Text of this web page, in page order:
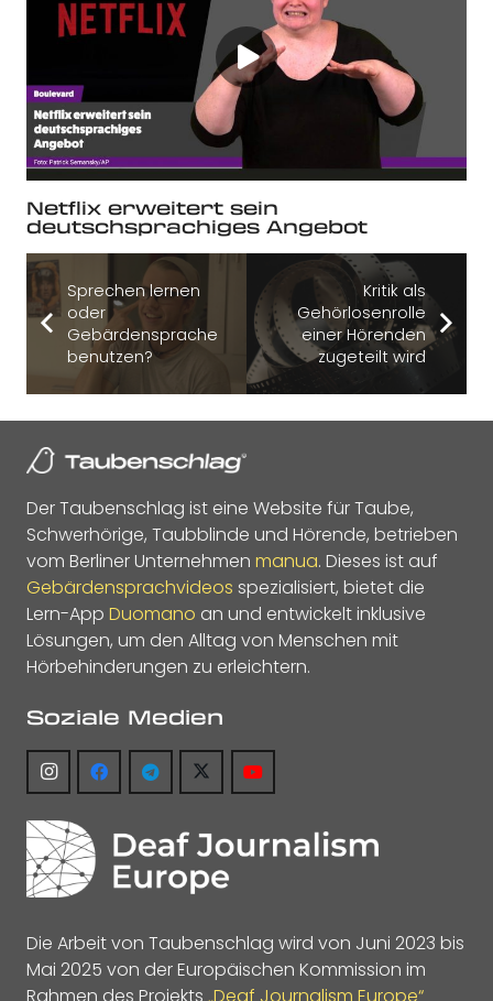
Netflix erweitert sein
deutschsprachiges Angebot
Sprechen lernen
oder
Gebärdensprache
benutzen?
Kritik als
Gehörlosenrolle
einer Hörenden
zugeteilt wird
Der Taubenschlag ist eine Website für Taube,
Schwerhörige, Taubblinde und Hörende, betrieben
vom Berliner Unternehmen manua. Dieses ist auf
Gebärdensprachvideos spezialisiert, bietet die
Lern-App Duomano an und entwickelt inklusive
Lösungen, um den Alltag von Menschen mit
Hörbehinderungen zu erleichtern.
Soziale Medien
Die Arbeit von Taubenschlag wird von Juni 2023 bis
Mai 2025 von der Europäischen Kommission im
Rahmen des Projekts „Deaf Journalism Europe“